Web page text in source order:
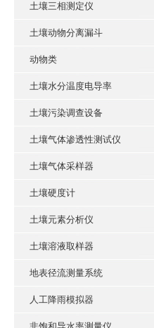
土壤三相测定仪
土壤动物分离漏斗
动物类
土壤水分温度电导率
土壤污染调查设备
土壤气体渗透性测试仪
土壤气体采样器
土壤硬度计
土壤元素分析仪
土壤溶液取样器
地表径流测量系统
人工降雨模拟器